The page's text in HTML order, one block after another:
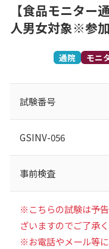
【食品モニタ
人男女対象※参
通院 モニ
試験番号
GSINV-056
事前検査
※こちらの試験は予
ざいますのでご了承く
※お電話やメール等